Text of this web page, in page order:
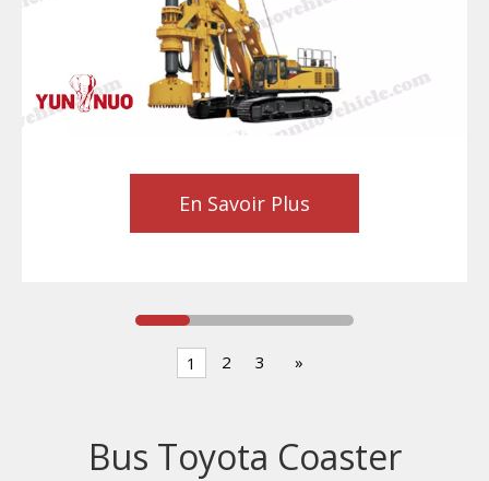
En Savoir Plus
1 2 3 »
Bus Toyota Coaster